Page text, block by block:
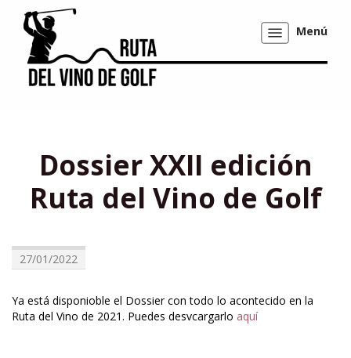
Mostrar/ocultar
navegación
Menú
Dossier XXII edición
Ruta del Vino de Golf
27/01/2022
Ya está disponioble el Dossier con todo lo acontecido en la
Ruta del Vino de 2021. Puedes desvcargarlo aquí